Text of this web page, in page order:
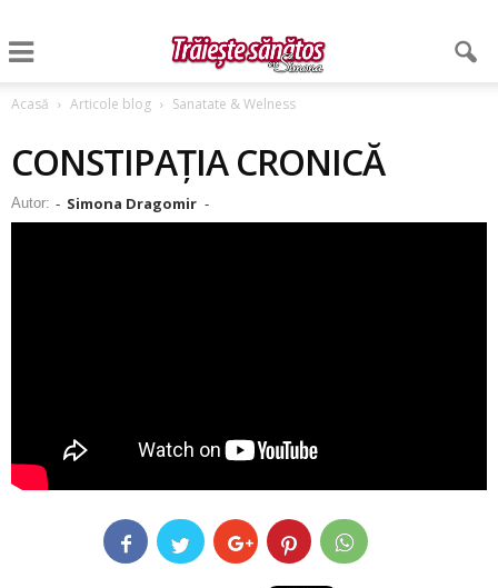
Acasă Articole blog Sanatate & Welness
CONSTIPAȚIA CRONICĂ
Autor: - Simona Dragomir -